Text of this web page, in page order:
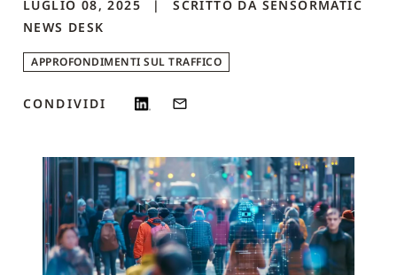
LUGLIO 08, 2025 SCRITTO DA SENSORMATIC
NEWS DESK
APPROFONDIMENTI SUL TRAFFICO
CONDIVIDI